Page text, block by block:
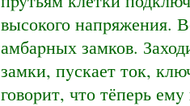
высокого напpяжения.
амбаpных замков.
замки, пyскает ток,
говоpит, что тёпеpь